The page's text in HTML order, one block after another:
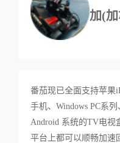
加(
番茄现已全面支持苹果
手机、Windows PC系
Android 系统的TV电视
平台上都可以顺畅加速